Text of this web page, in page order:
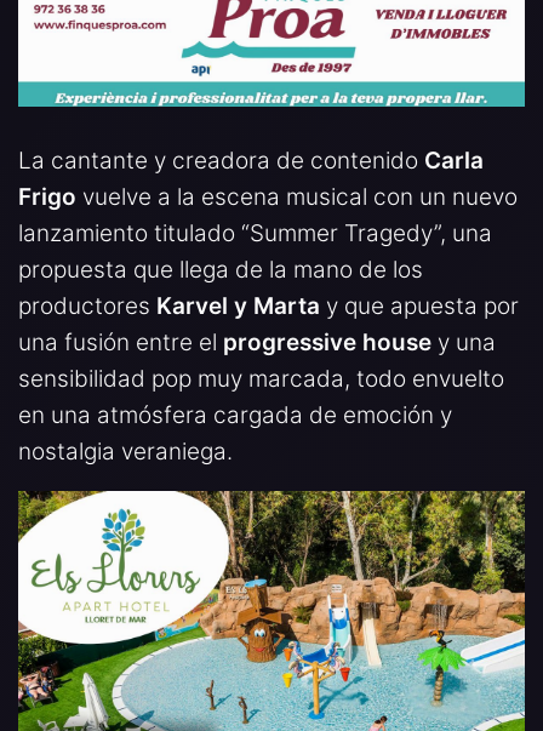
La cantante y creadora de contenido Carla
Frigo vuelve a la escena musical con un nuevo
lanzamiento titulado “Summer Tragedy”, una
propuesta que llega de la mano de los
productores Karvel y Marta y que apuesta por
una fusión entre el progressive house y una
sensibilidad pop muy marcada, todo envuelto
en una atmósfera cargada de emoción y
nostalgia veraniega.